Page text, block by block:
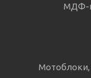
МДФ-